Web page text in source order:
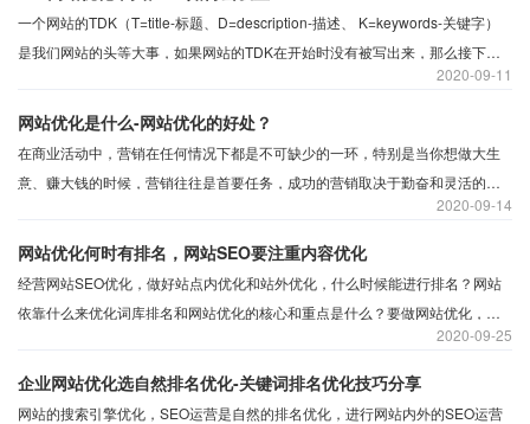
09-11
2020
一个网站的TDK（T=title-标题、D=description-描述、 K=keywords-关键字）
是我们网站的头等大事，如果网站的TDK在开始时没有被写出来，那么接下来
09-14
2020
网站优化是什么-网站优化的好处？
在商业活动中，营销在任何情况下都是不可缺少的一环，特别是当你想做大生
意、赚大钱的时候，营销往往是首要任务，成功的营销取决于勤奋和灵活的技
09-25
2020
网站优化何时有排名，网站SEO要注重内容优化
经营网站SEO优化，做好站点内优化和站外优化，什么时候能进行排名？网站
依靠什么来优化词库排名和网站优化的核心和重点是什么？要做网站优化，小
涛希望站长能够有更多的思考和问题，思考和专业研究，以促进优化的进程。
企业网站优化选自然排名优化-关键词排名优化技巧分享
网站的搜索引擎优化，SEO运营是自然的排名优化，进行网站内外的SEO运营